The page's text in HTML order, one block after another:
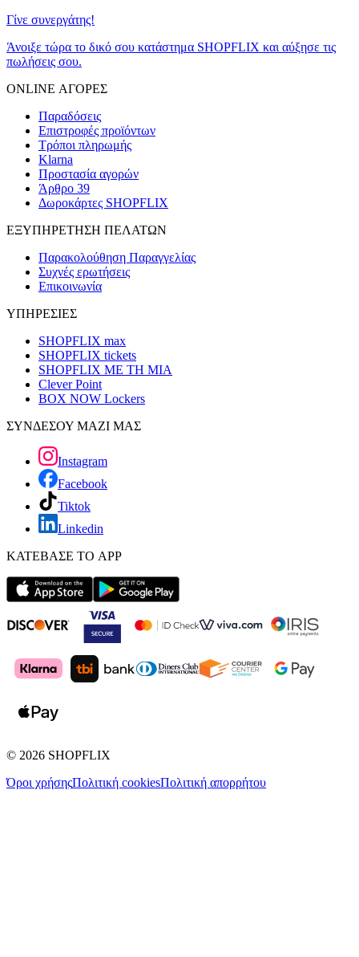
Γίνε συνεργάτης!
Άνοιξε τώρα το δικό σου κατάστημα SHOPFLIX και αύξησε τις
πωλήσεις σου.
ONLINE ΑΓΟΡΕΣ
Παραδόσεις
Επιστροφές προϊόντων
Τρόποι πληρωμής
Klarna
Προστασία αγορών
Άρθρο 39
Δωροκάρτες SHOPFLIX
ΕΞΥΠΗΡΕΤΗΣΗ ΠΕΛΑΤΩΝ
Παρακολούθηση Παραγγελίας
Συχνές ερωτήσεις
Επικοινωνία
ΥΠΗΡΕΣΙΕΣ
SHOPFLIX max
SHOPFLIX tickets
SHOPFLIX ΜΕ ΤΗ ΜΙΑ
Clever Point
BOX NOW Lockers
ΣΥΝΔΕΣΟΥ ΜΑΖΙ ΜΑΣ
Instagram
Facebook
Tiktok
Linkedin
ΚΑΤΕΒΑΣΕ ΤΟ APP
© 2026 SHOPFLIX
Όροι χρήσηςΠολιτική cookiesΠολιτική απορρήτου